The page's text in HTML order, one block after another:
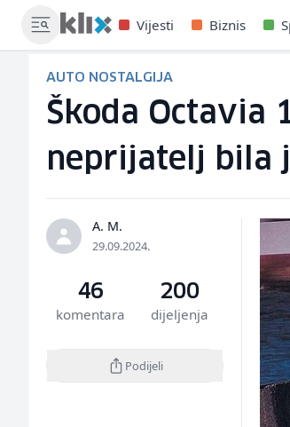
Vijesti Biznis
AUTO NOSTALGIJA
Škoda Octavia
neprijatelj bila
A. M.
29.09.2024.
46
komentara
200
dijeljenja
Podijeli